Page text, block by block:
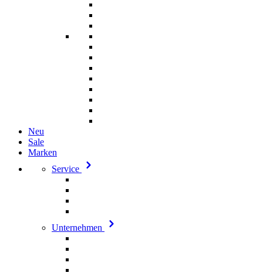
Neu
Sale
Marken
Service
Unternehmen